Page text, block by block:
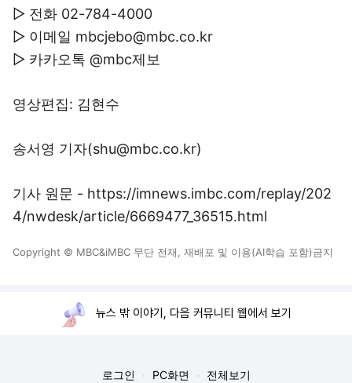
▷ 전화 02-784-4000
▷ 이메일 mbcjebo@mbc.co.kr
▷ 카카오톡 @mbc제보
영상편집: 김현수
송서영 기자(shu@mbc.co.kr)
기사 원문 - https://imnews.imbc.com/replay/202
4/nwdesk/article/6669477_36515.html
Copyright © MBC&iMBC 무단 전재, 재배포 및 이용(AI학습 포함)금지
뉴스 밖 이야기, 다음 커뮤니티 웹에서 보기
로그인 PC화면 전체보기